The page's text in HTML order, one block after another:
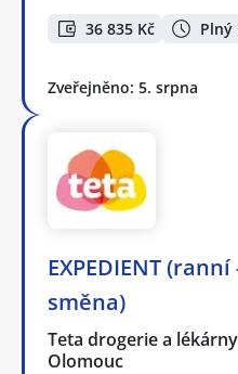
36 835 Kč Plný
Zveřejněno: 5. srpna
EXPEDIENT
směna)
Teta drogerie a
Olomouc